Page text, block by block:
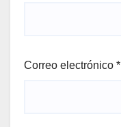
Correo electrónico *